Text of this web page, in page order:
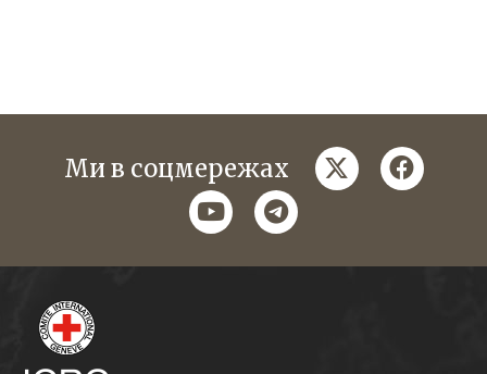
Ми в соцмережах twitter
youtubetelegram